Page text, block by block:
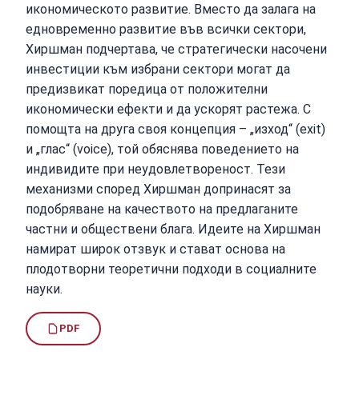
икономическото развитие. Вместо да залага на
едновременно развитие във всички сектори,
Хиршман подчертава, че стратегически насочени
инвестиции към избрани сектори могат да
предизвикат поредица от положителни
икономически ефекти и да ускорят растежа. С
помощта на друга своя концепция – „изход“ (exit)
и „глас“ (voice), той обяснява поведението на
индивидите при неудовлетвореност. Тези
механизми според Хиршман допринасят за
подобряване на качеството на предлаганите
частни и обществени блага. Идеите на Хиршман
намират широк отзвук и стават основа на
плодотворни теоретични подходи в социалните
науки.
PDF